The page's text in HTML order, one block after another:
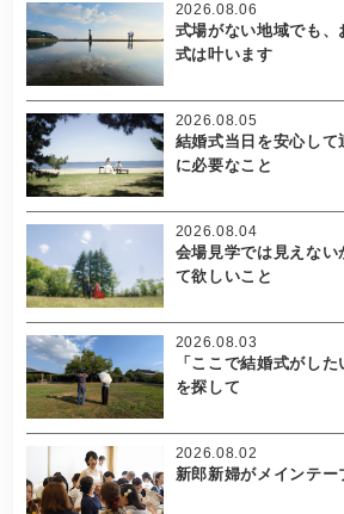
式場がない地域でも
式は叶います
2026.08.06
結婚式当日を安心して
に必要なこと
2026.08.05
会場見学では見えない
て欲しいこと
2026.08.04
「ここで結婚式がし
を探して
2026.08.03
新郎新婦がメインテー
2026.08.02